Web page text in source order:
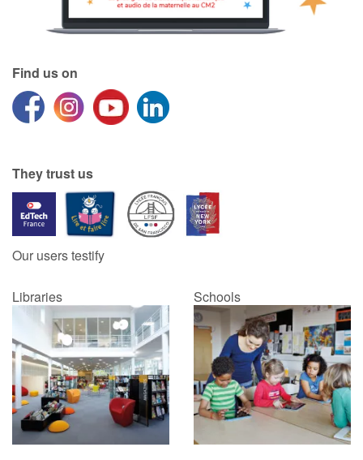
Find us on
They trust us
Our users testify
Libraries Schools